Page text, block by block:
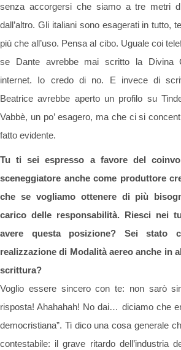
senza accorgersi che siamo a tre metri
dall’altro. Gli italiani sono esagerati in tutto,
più che all’uso. Pensa al cibo. Uguale coi
se Dante avrebbe mai scritto la Divina
internet. Io credo di no. E invece di
Beatrice avrebbe aperto un profilo su
Vabbè, un po’ esagero, ma che ci si
fatto evidente.
Tu ti sei espresso a favore del
sceneggiatore anche come produttore
che se vogliamo ottenere di più
carico delle responsabilità. Riesci nei
avere questa posizione? Sei stato
realizzazione di Modalità aereo anche in
scrittura?
Voglio essere sincero con te: non sarò
risposta! Ahahahah! No dai… diciamo che
democristiana”. Ti dico una cosa generale
contestabile: il grave ritardo dell’industria